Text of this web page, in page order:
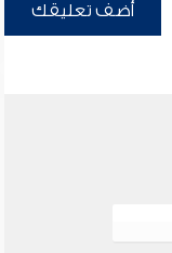
أضف تعليقك